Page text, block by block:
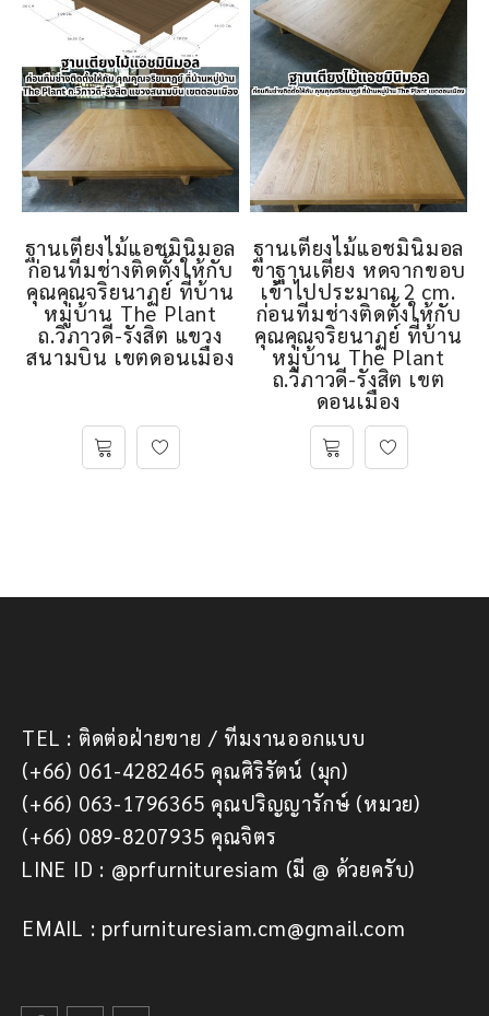
ฐานเตียงไม้แอชมินิมอล
ก่อนทีมช่างติดตั้งให้กับ
คุณคุณจริยนาฏย์ ที่บ้าน
หมู่บ้าน The Plant
ถ.วิภาวดี-รังสิต แขวง
สนามบิน เขตดอนเมือง
ฐานเตียงไม้แอชมินิมอล
ขาฐานเตียง หดจากขอบ
เข้าไปประมาณ 2 cm.
ก่อนทีมช่างติดตั้งให้กับ
คุณคุณจริยนาฏย์ ที่บ้าน
หมู่บ้าน The Plant
ถ.วิภาวดี-รังสิต เขต
ดอนเมือง
TEL : ติดต่อฝ่ายขาย / ทีมงานออกแบบ
(+66) 061-4282465 คุณศิริรัตน์ (มุก)
(+66) 063-1796365 คุณปริญญารักษ์ (หมวย)
(+66) 089-8207935 คุณจิตร
LINE ID : @prfurnituresiam (มี @ ด้วยครับ)
EMAIL : prfurnituresiam.cm@gmail.com